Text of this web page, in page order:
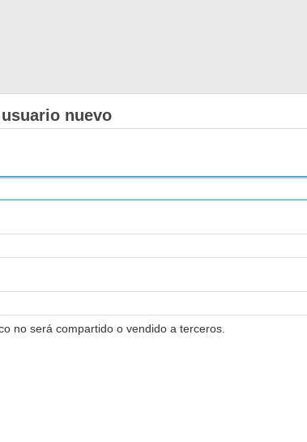
nuevo
no será compartido o vendido a terceros.